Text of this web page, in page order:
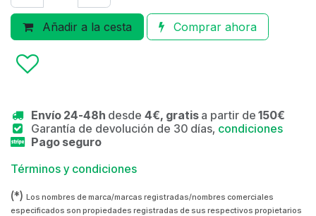
Añadir a la cesta Comprar ahora
Envío 24-48h desde 4€, gratis a partir de 150€
Garantía de devolución de 30 días, condiciones
Pago seguro
Términos y condiciones
(*) Los nombres de marca/marcas registradas/nombres comerciales
especificados son propiedades registradas de sus respectivos propietarios